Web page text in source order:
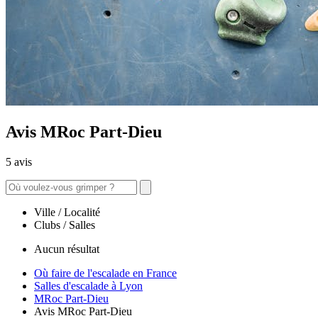
Avis MRoc Part-Dieu
5 avis
Ville / Localité
Clubs / Salles
Aucun résultat
Où faire de l'escalade en France
Salles d'escalade à Lyon
MRoc Part-Dieu
Avis MRoc Part-Dieu